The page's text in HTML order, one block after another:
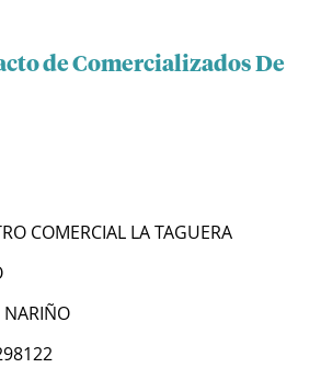
de Comercializados De
COMERCIAL LA TAGUERA
NARIÑO